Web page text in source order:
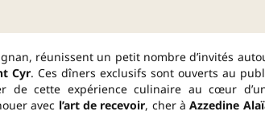
réunissent un petit nombre d’invités
Cyr. Ces dîners exclusifs sont ouverts au
de cette expérience culinaire au cœur
avec l’art de recevoir, cher àAzzedine